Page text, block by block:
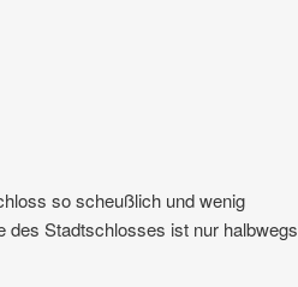
so scheußlich und wenig
des Stadtschlosses ist nur halbwegs